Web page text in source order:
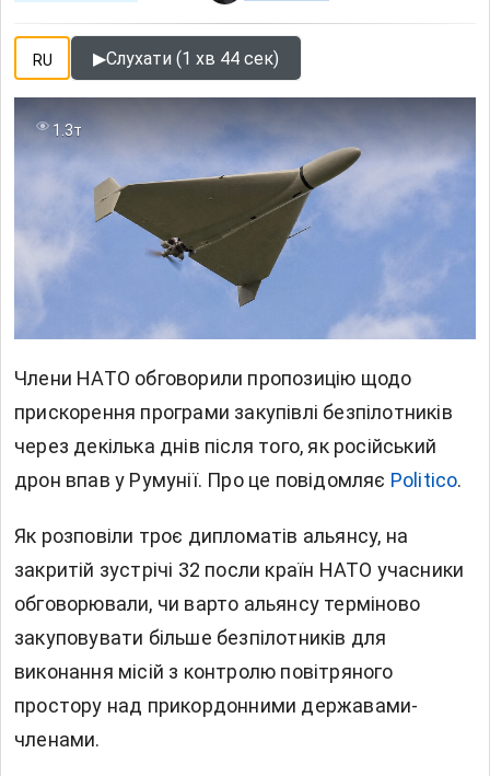
RU ▶Слухати (1 хв 44 сек)
1.3т
Члени НАТО обговорили пропозицію щодо
прискорення програми закупівлі безпілотників
через декілька днів після того, як російський
дрон впав у Румунії. Про це повідомляє Politico.
Як розповіли троє дипломатів альянсу, на
закритій зустрічі 32 посли країн НАТО учасники
обговорювали, чи варто альянсу терміново
закуповувати більше безпілотників для
виконання місій з контролю повітряного
простору над прикордонними державами-
членами.